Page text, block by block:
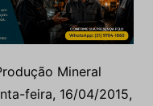
Mineral
feira, 16/04/2015,